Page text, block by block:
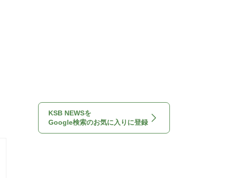
KSB NEWSを
Google検索のお気に入りに登録